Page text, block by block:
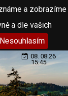
a zobrazíme
a dle vašich
Nesouhlasím
08. 08.26
15:45